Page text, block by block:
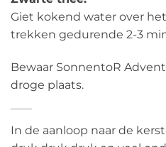
Giet kokend water over
trekken gedurende 2-3
Bewaar SonnentoR
droge plaats.
In de aanloop naar de